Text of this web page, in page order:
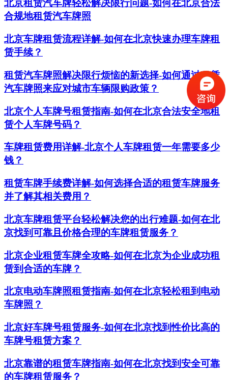
北京租赁汽车牌轻松解决限行问题-如何在北京合法
合规地租赁汽车牌照
北京车牌租赁流程详解-如何在北京快速办理车牌租
赁手续？
租赁汽车牌照解决限行烦恼的新选择-如何通过租赁
汽车牌照来应对城市车辆限购政策？
北京个人车牌号租赁指南-如何在北京合法安全地租
赁个人车牌号码？
车牌租赁费用详解-北京个人车牌租赁一年需要多少
钱？
租赁车牌手续费详解-如何选择合适的租赁车牌服务
并了解其相关费用？
北京车牌租赁平台轻松解决您的出行难题-如何在北
京找到可靠且价格合理的车牌租赁服务？
北京企业租赁车牌全攻略-如何在北京为企业成功租
赁到合适的车牌？
北京电动车牌照租赁指南-如何在北京轻松租到电动
车牌照？
北京好车牌号租赁服务-如何在北京找到性价比高的
车牌号租赁方案？
北京靠谱的租赁车牌指南-如何在北京找到安全可靠
的车牌租赁服务？